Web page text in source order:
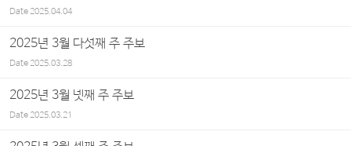
Date2025.04.04
2025년 3월 다섯째 주 주보
Date2025.03.28
2025년 3월 넷째 주 주보
Date2025.03.21